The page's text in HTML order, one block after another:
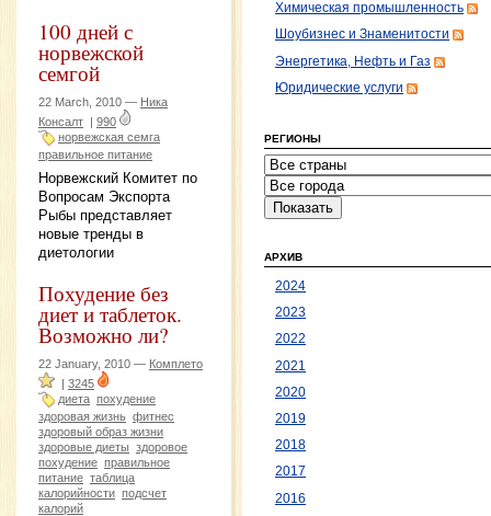
100 дней с
норвежской
семгой
22 March, 2010 — Ника
Консалт | 990
норвежская семга
правильное питание
Норвежский Комитет по
Вопросам Экспорта
Рыбы представляет
новые тренды в
диетологии
Похудение без
диет и таблеток.
Возможно ли?
22 January, 2010 — Комплето
| 3245
диета похудение
здоровая жизнь фитнес
здоровый образ жизни
здоровые диеты здоровое
похудение правильное
питание таблица
калорийности подсчет
калорий
Химическая промышленность
Шоубизнес и Знаменитости
Энергетика, Нефть и Газ
Юридические услуги
РЕГИОНЫ
АРХИВ
2024
2023
2022
2021
2020
2019
2018
2017
2016